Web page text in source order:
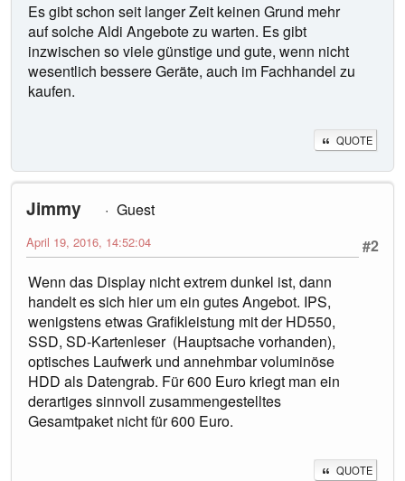
Es gibt schon seit langer Zeit keinen Grund mehr
auf solche Aldi Angebote zu warten. Es gibt
inzwischen so viele günstige und gute, wenn nicht
wesentlich bessere Geräte, auch im Fachhandel zu
kaufen.
QUOTE
Jimmy
Guest
#2
April 19, 2016, 14:52:04
Wenn das Display nicht extrem dunkel ist, dann
handelt es sich hier um ein gutes Angebot. IPS,
wenigstens etwas Grafikleistung mit der HD550,
SSD, SD-Kartenleser (Hauptsache vorhanden),
optisches Laufwerk und annehmbar voluminöse
HDD als Datengrab. Für 600 Euro kriegt man ein
derartiges sinnvoll zusammengestelltes
Gesamtpaket nicht für 600 Euro.
QUOTE